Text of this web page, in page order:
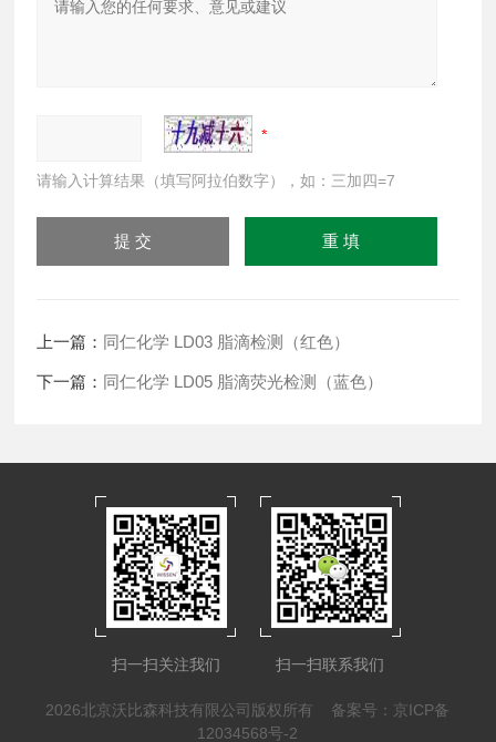
请输入计算结果（填写阿拉伯数字），如：三加四=7
上一篇： 同仁化学 LD03 脂滴检测（红色）
下一篇： 同仁化学 LD05 脂滴荧光检测（蓝色）
扫一扫关注我们 扫一扫联系我们
2026北京沃比森科技有限公司版权所有 备案号：京ICP备
12034568号-2